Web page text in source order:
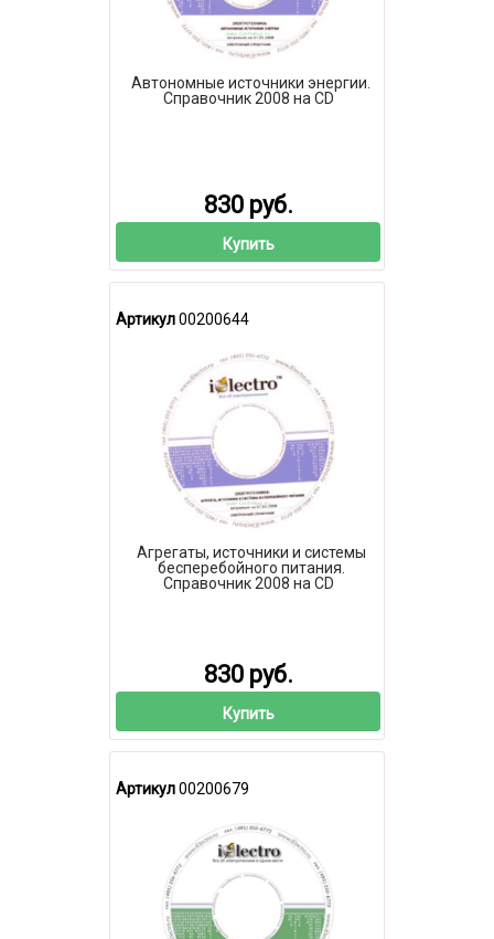
Автономные источники энергии.
Справочник 2008 на CD
830 руб.
Купить
Артикул00200644
Агрегаты, источники и системы
бесперебойного питания.
Справочник 2008 на CD
830 руб.
Купить
Артикул00200679